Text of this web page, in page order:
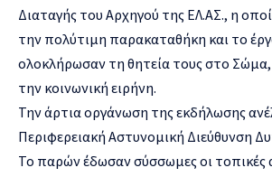
Διαταγής του Αρχηγού της ΕΛ.ΑΣ., η
την πολύτιμη παρακαταθήκη και το
ολοκλήρωσαν τη θητεία τους στο
την κοινωνική ειρήνη.
Την άρτια οργάνωση της εκδήλωσης
Περιφερειακή Αστυνομική Διεύθυνση
Το παρών έδωσαν σύσσωμες οι τοπικές